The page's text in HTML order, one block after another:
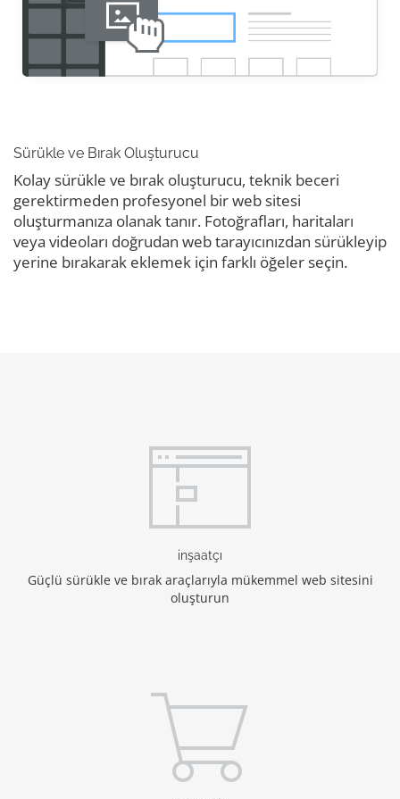
Sürükle ve Bırak Oluşturucu
Kolay sürükle ve bırak oluşturucu, teknik beceri
gerektirmeden profesyonel bir web sitesi
oluşturmanıza olanak tanır. Fotoğrafları, haritaları
veya videoları doğrudan web tarayıcınızdan sürükleyip
yerine bırakarak eklemek için farklı öğeler seçin.
inşaatçı
Güçlü sürükle ve bırak araçlarıyla mükemmel web sitesini
oluşturun